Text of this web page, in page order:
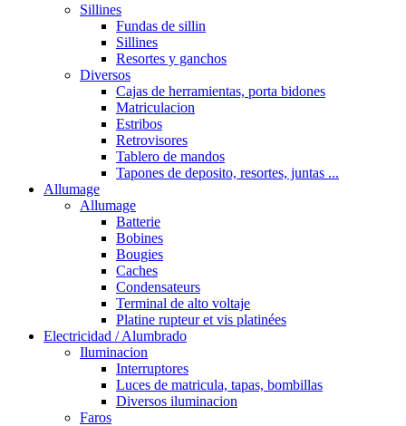
Sillines
Fundas de sillin
Sillines
Resortes y ganchos
Diversos
Cajas de herramientas, porta bidones
Matriculacion
Estribos
Retrovisores
Tablero de mandos
Tapones de deposito, resortes, juntas ...
Allumage
Allumage
Batterie
Bobines
Bougies
Caches
Condensateurs
Terminal de alto voltaje
Platine rupteur et vis platinées
Electricidad / Alumbrado
Iluminacion
Interruptores
Luces de matricula, tapas, bombillas
Diversos iluminacion
Faros